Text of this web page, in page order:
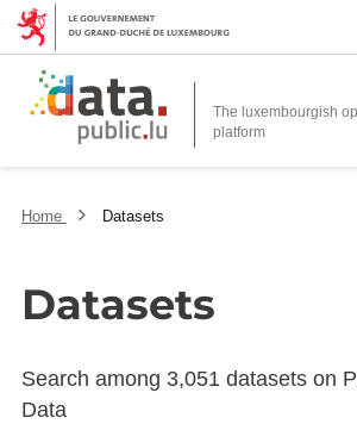
The luxembourgish
platform
Home Datasets
Datasets
Search among 3,051 datasets on
Data